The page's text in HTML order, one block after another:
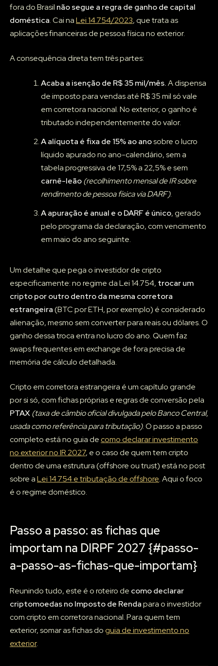
fora do Brasil não segue a regra de ganho de capital
doméstica. Cai naLei 14.754/2023, que trata as
aplicações financeiras de pessoa física no exterior.
A consequência direta tem três partes:
Acaba a isenção de R$ 35 mil/mês.A dispensa
de imposto para vendas até R$ 35 mil só vale
em corretora nacional. No exterior, o ganho é
tributado independentemente do valor.
A alíquota é fixa de 15% ao anosobre o lucro
líquido apurado no ano-calendário, sem a
tabela progressiva de 17,5% a 22,5% e sem
carnê-leão(recolhimento mensal de IR sobre
rendimento de pessoa física via DARF).
A apuração é anual e o DARF é único, gerado
pelo programa da declaração, com vencimento
em maio do ano seguinte.
Um detalhe que pega o investidor de cripto
especificamente: no regime da Lei 14.754, trocar um
cripto por outro dentro da mesma corretora
estrangeira(BTC por ETH, por exemplo) é considerado
alienação, mesmo sem converter para reais ou dólares. O
ganho dessa troca entra no lucro do ano. Quem faz
swaps frequentes em exchange de fora precisa de
memória de cálculo detalhada.
Cripto em corretora estrangeira é um capítulo grande
por si só, com fichas próprias e regras de conversão pela
PTAX(taxa de câmbio oficial divulgada pelo Banco Central,
usada como referência para tributação). O passo a passo
completo está no guia decomo declarar investimento
no exterior no IR 2027, e o caso de quem tem cripto
dentro de uma estrutura (offshore ou trust) está no post
sobre aLei 14.754 e tributação de offshore. Aqui o foco
é o regime doméstico.
Passo a passo: as fichas que
importam na DIRPF 2027 {#passo-
a-passo-as-fichas-que-importam}
Reunindo tudo, este é o roteiro de como declarar
criptomoedas no Imposto de Rendapara o investidor
com cripto em corretora nacional. Para quem tem
exterior, somar as fichas doguia de investimento no
exterior.